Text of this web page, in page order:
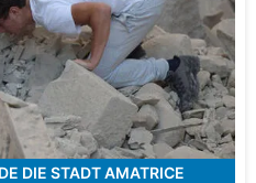
DIE STADT AMATRICE